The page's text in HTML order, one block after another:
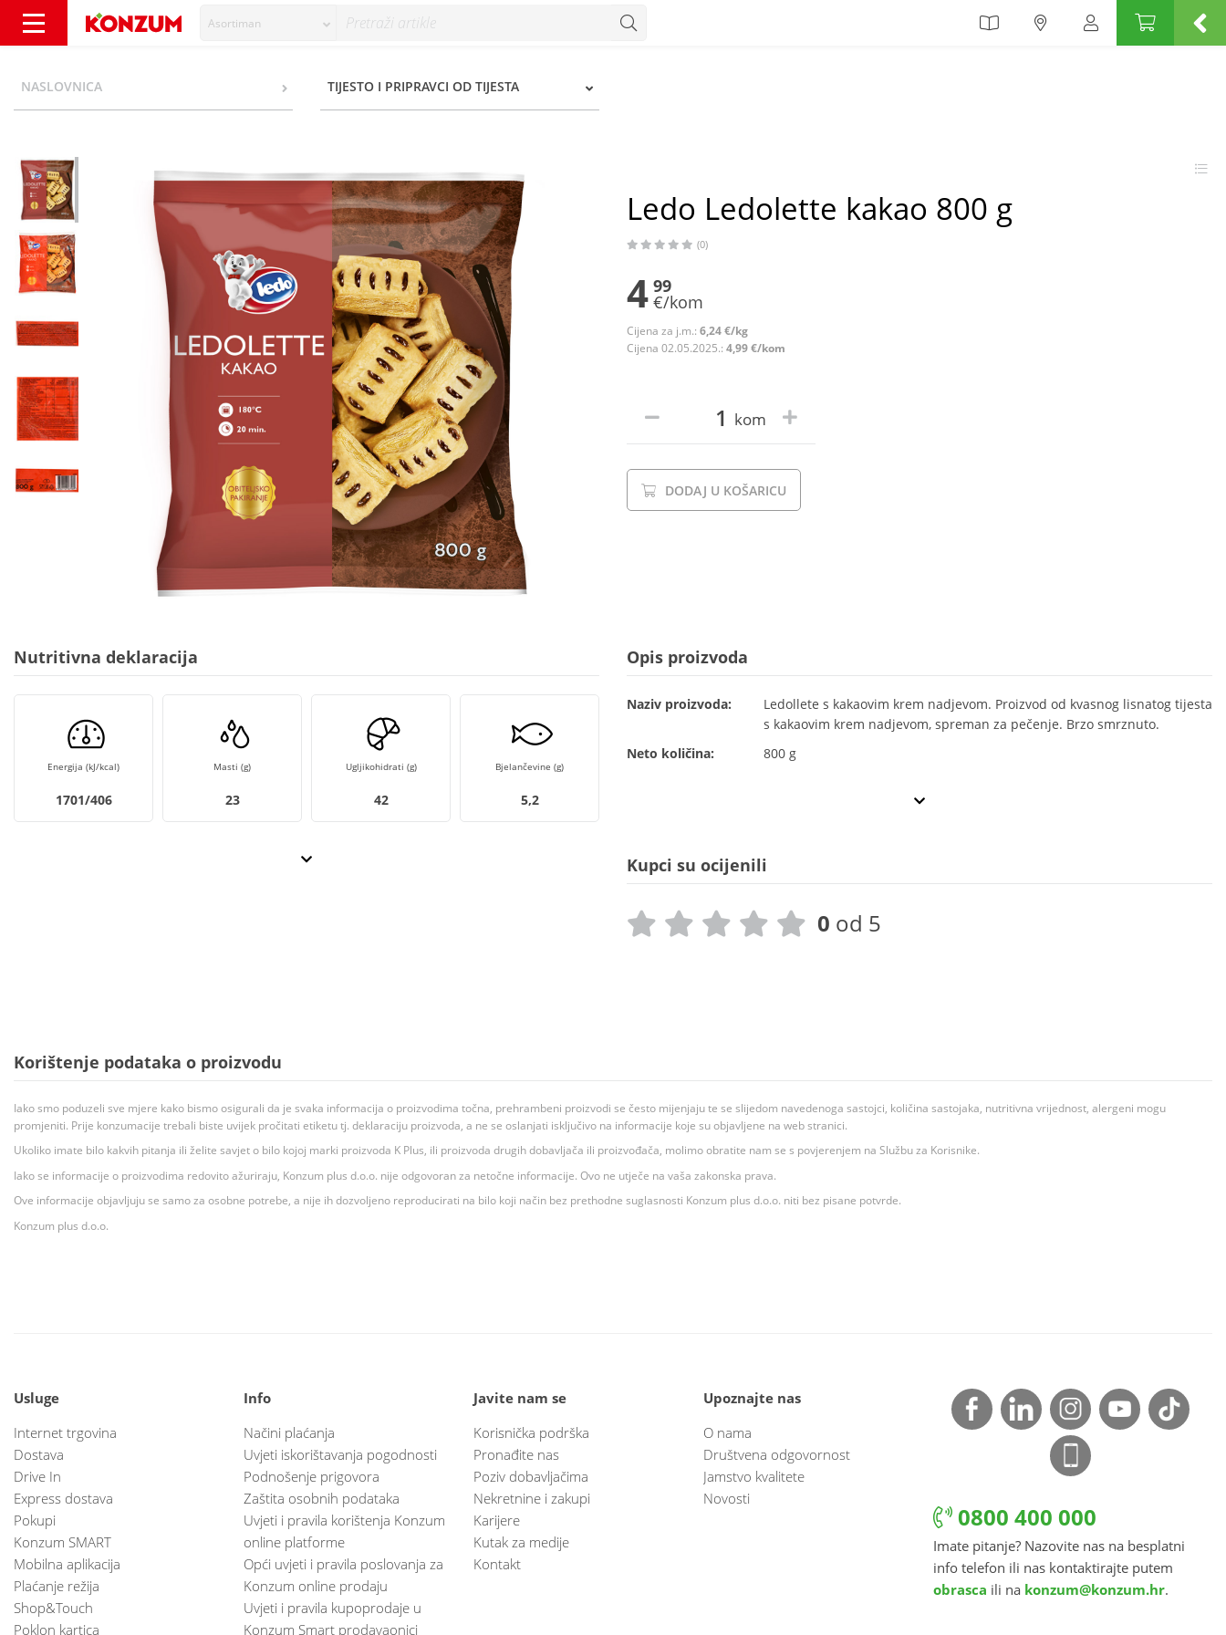
Asortiman
NASLOVNICA TIJESTO I PRIPRAVCI OD TIJESTA
Ledo Ledolette kakao 800 g
(0)
4 99
€/kom
Cijena za j.m.: 6,24 €/kg
Cijena 02.05.2025.: 4,99 €/kom
kom
DODAJ U KOŠARICU
Nutritivna deklaracija
Energija (kJ/kcal)
1701/406
Masti (g)
23
Ugljikohidrati (g)
42
Bjelančevine (g)
5,2
Opis proizvoda
Naziv proizvoda:
Ledollete s kakaovim krem nadjevom. Proizvod od kvasnog lisnatog tijesta
s kakaovim krem nadjevom, spreman za pečenje. Brzo smrznuto.
Neto količina:
800 g
Kupci su ocijenili
0 od 5
Korištenje podataka o proizvodu
Iako smo poduzeli sve mjere kako bismo osigurali da je svaka informacija o proizvodima točna, prehrambeni proizvodi se često mijenjaju te se slijedom navedenoga sastojci, količina sastojaka, nutritivna vrijednost, alergeni mogu
promjeniti. Prije konzumacije trebali biste uvijek pročitati etiketu tj. deklaraciju proizvoda, a ne se oslanjati isključivo na informacije koje su objavljene na web stranici.
Ukoliko imate bilo kakvih pitanja ili želite savjet o bilo kojoj marki proizvoda K Plus, ili proizvoda drugih dobavljača ili proizvođača, molimo obratite nam se s povjerenjem na Službu za Korisnike.
Iako se informacije o proizvodima redovito ažuriraju, Konzum plus d.o.o. nije odgovoran za netočne informacije. Ovo ne utječe na vaša zakonska prava.
Ove informacije objavljuju se samo za osobne potrebe, a nije ih dozvoljeno reproducirati na bilo koji način bez prethodne suglasnosti Konzum plus d.o.o. niti bez pisane potvrde.
Konzum plus d.o.o.
Usluge
Internet trgovina
Dostava
Drive In
Express dostava
Pokupi
Konzum SMART
Mobilna aplikacija
Plaćanje režija
Shop&Touch
Poklon kartica
Info
Načini plaćanja
Uvjeti iskorištavanja pogodnosti
Podnošenje prigovora
Zaštita osobnih podataka
Uvjeti i pravila korištenja Konzum
online platforme
Opći uvjeti i pravila poslovanja za
Konzum online prodaju
Uvjeti i pravila kupoprodaje u
Konzum Smart prodavaonici
Javite nam se
Korisnička podrška
Pronađite nas
Poziv dobavljačima
Nekretnine i zakupi
Karijere
Kutak za medije
Kontakt
Upoznajte nas
O nama
Društvena odgovornost
Jamstvo kvalitete
Novosti
0800 400 000
Imate pitanje? Nazovite nas na besplatni
info telefon ili nas kontaktirajte putem
obrasca ili na konzum@konzum.hr.